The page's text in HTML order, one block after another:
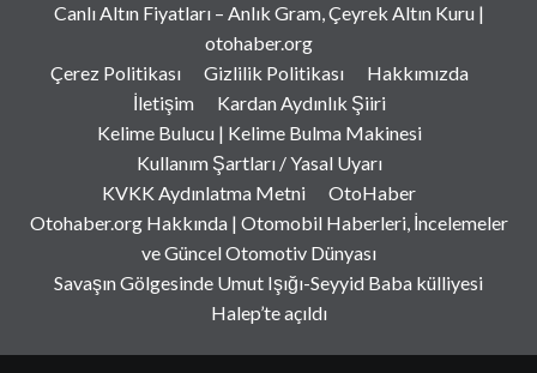
Canlı Altın Fiyatları – Anlık Gram, Çeyrek Altın Kuru |
otohaber.org
Çerez Politikası
Gizlilik Politikası
Hakkımızda
İletişim
Kardan Aydınlık Şiiri
Kelime Bulucu | Kelime Bulma Makinesi
Kullanım Şartları / Yasal Uyarı
KVKK Aydınlatma Metni
OtoHaber
Otohaber.org Hakkında | Otomobil Haberleri, İncelemeler
ve Güncel Otomotiv Dünyası
Savaşın Gölgesinde Umut Işığı-Seyyid Baba külliyesi
Halep’te açıldı